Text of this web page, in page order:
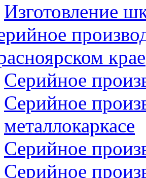
Изготовление
крае
Серийное
Серийное
металлокаркасе
Серийное
Серийное